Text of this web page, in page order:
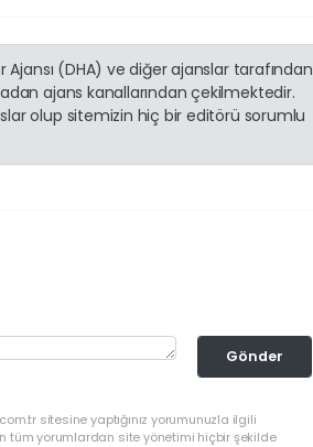
Ajansı (DHA) ve diğer ajanslar tarafından
ajans kanallarından çekilmektedir.
olup sitemizin hiç bir editörü sorumlu
Gönder
sitesine yaptığınız yorumunuzla ilgili
tüm yorumlardan site yönetimi hiçbir şekilde